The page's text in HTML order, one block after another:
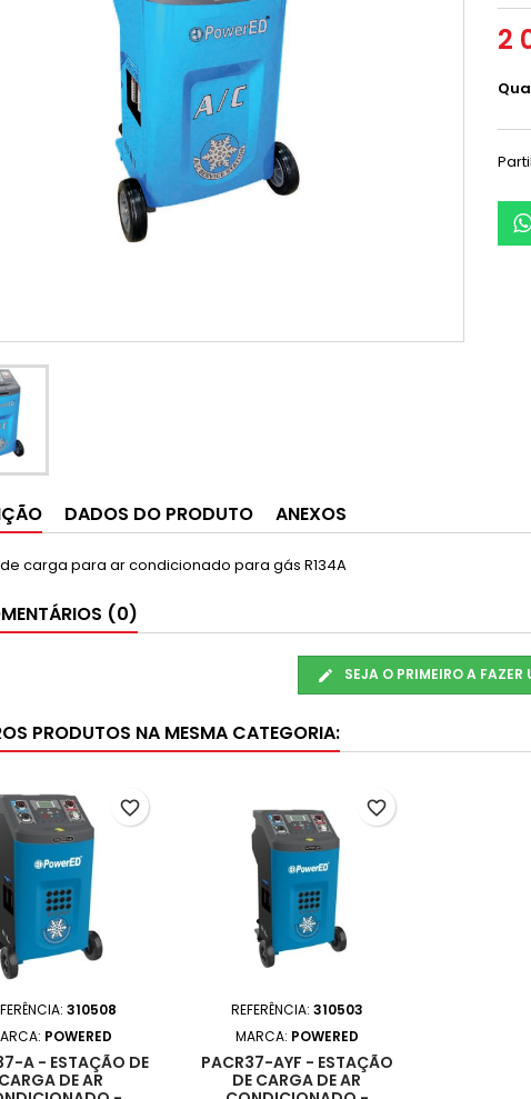
2
DADOS DO PRODUTO ANEXOS
carga para ar condicionado para gás R134A
(0)
SEJA O PRIMEIRO A
PRODUTOS NA MESMA CATEGORIA:
310508
POWERED
A - ESTAÇÃO DE
CARGA DE AR
favorite_border
REFERÊNCIA: 310503
MARCA: POWERED
PACR37-AYF - ESTAÇÃO
DE CARGA DE AR
favorite_border